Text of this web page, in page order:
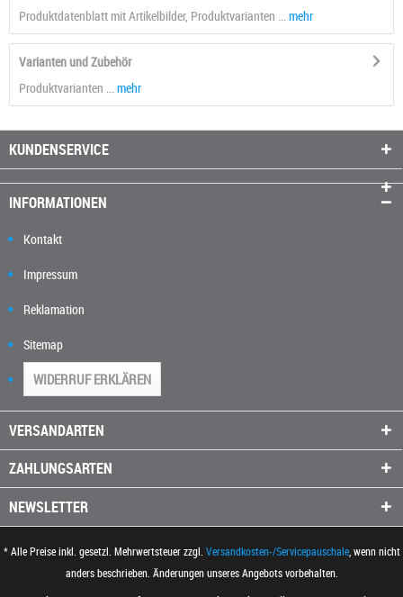
Produktdatenblatt mit Artikelbilder, Produktvarianten ... mehr
Varianten und Zubehör
Produktvarianten ... mehr
KUNDENSERVICE
INFORMATIONEN
Kontakt
Impressum
Reklamation
Sitemap
WIDERRUF ERKLÄREN
VERSANDARTEN
ZAHLUNGSARTEN
NEWSLETTER
* Alle Preise inkl. gesetzl. Mehrwertsteuer zzgl. Versandkosten-/Servicepauschale, wenn nicht
anders beschrieben. Änderungen unseres Angebots vorbehalten.